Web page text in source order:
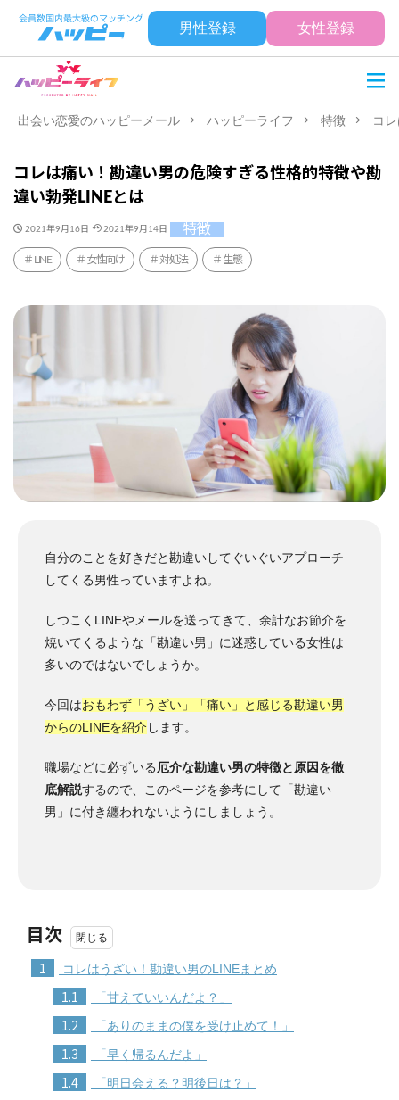
男性登録 女性登録
出会い恋愛のハッピーメール ハッピーライフ 特徴 コ
コレは痛い！勘違い男の危険すぎる性格的特徴や勘
違い勃発LINEとは
2021年9月16日 2021年9月14日 特徴
LINE 女性向け 対処法 生態
自分のことを好きだと勘違いしてぐいぐいアプローチ
してくる男性っていますよね。
しつこくLINEやメールを送ってきて、余計なお節介を
焼いてくるような「勘違い男」に迷惑している女性は
多いのではないでしょうか。
今回はおもわず「うざい」「痛い」と感じる勘違い男
からのLINEを紹介 します。
職場などに必ずいる厄介な勘違い男の特徴と原因を徹
底解説するので、このページを参考にして「勘違い
男」に付き纏われないようにしましょう。
目次
1 コレはうざい！勘違い男のLINEまとめ
1.1 「甘えていいんだよ？」
1.2 「ありのままの僕を受け止めて！」
1.3 「早く帰るんだよ」
1.4 「明日会える？明後日は？」